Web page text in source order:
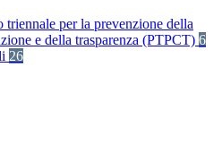
triennale per la prevenzione della
e della trasparenza (PTPCT) 6
26